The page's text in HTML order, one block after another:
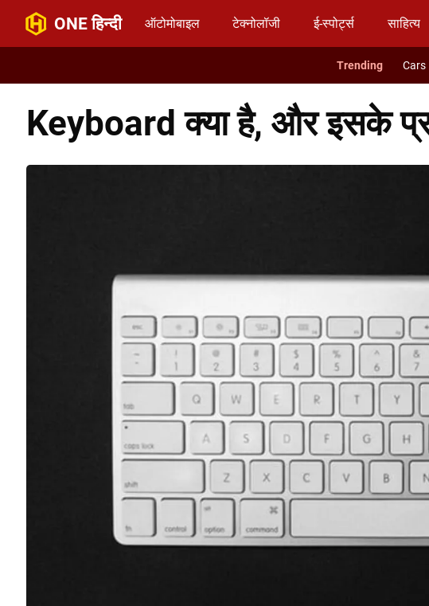
ONE हिन्दी ऑटोमोबाइल टेक्नोलॉजी ई-स्पोर्ट्स साहित्य
Cars
Keyboard क्या है, और इसके